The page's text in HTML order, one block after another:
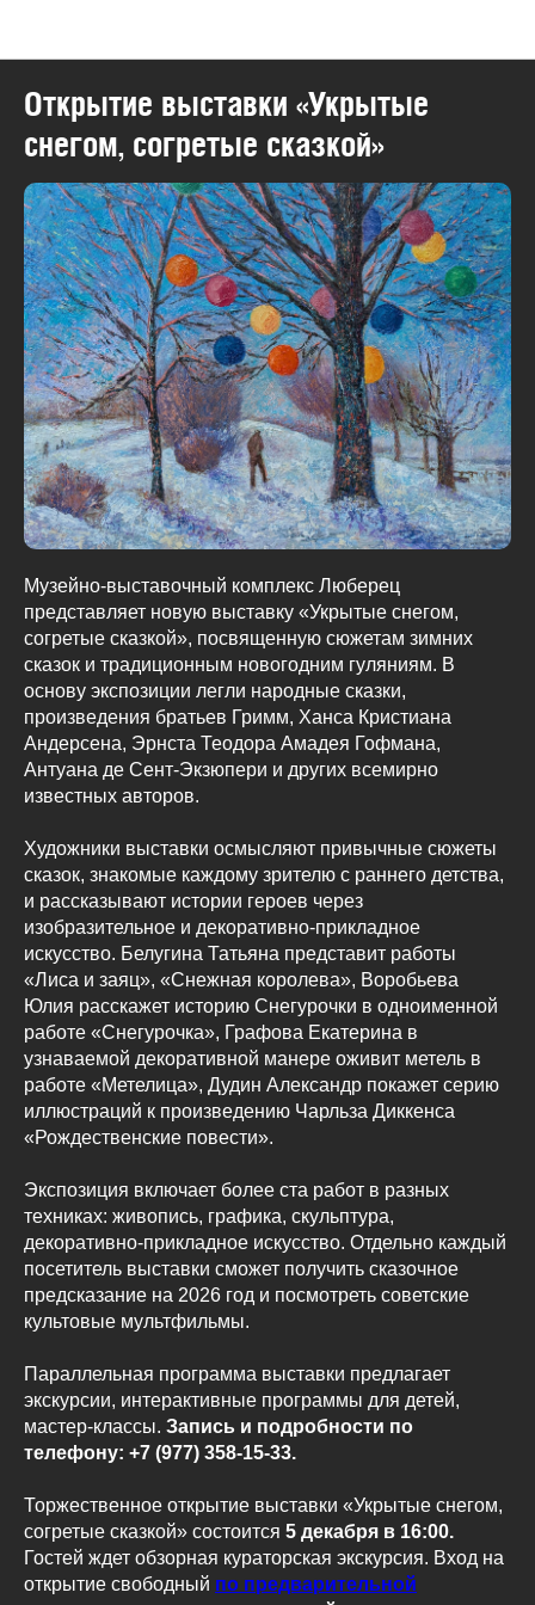
Открытие выставки «Укрытые
снегом, согретые сказкой»
Музейно-выставочный комплекс Люберец
представляет новую выставку «Укрытые снегом,
согретые сказкой», посвященную сюжетам зимних
сказок и традиционным новогодним гуляниям. В
основу экспозиции легли народные сказки,
произведения братьев Гримм, Ханса Кристиана
Андерсена, Эрнста Теодора Амадея Гофмана,
Антуана де Сент-Экзюпери и других всемирно
известных авторов.
Художники выставки осмысляют привычные сюжеты
сказок, знакомые каждому зрителю с раннего детства,
и рассказывают истории героев через
изобразительное и декоративно-прикладное
искусство. Белугина Татьяна представит работы
«Лиса и заяц», «Снежная королева», Воробьева
Юлия расскажет историю Снегурочки в одноименной
работе «Снегурочка», Графова Екатерина в
узнаваемой декоративной манере оживит метель в
работе «Метелица», Дудин Александр покажет серию
иллюстраций к произведению Чарльза Диккенса
«Рождественские повести».
Экспозиция включает более ста работ в разных
техниках: живопись, графика, скульптура,
декоративно-прикладное искусство. Отдельно каждый
посетитель выставки сможет получить сказочное
предсказание на 2026 год и посмотреть советские
культовые мультфильмы.
Параллельная программа выставки предлагает
экскурсии, интерактивные программы для детей,
мастер-классы. Запись и подробности по
телефону: +7 (977) 358-15-33.
Торжественное открытие выставки «Укрытые снегом,
согретые сказкой» состоится 5 декабря в 16:00.
Гостей ждет обзорная кураторская экскурсия. Вход на
открытие свободный по предварительной